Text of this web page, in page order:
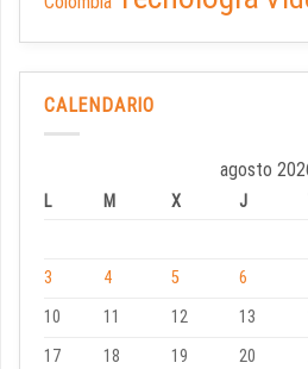
CALENDARIO
agosto
L M X J
3
4 5 6
10
11 12 13
17
18 19 20